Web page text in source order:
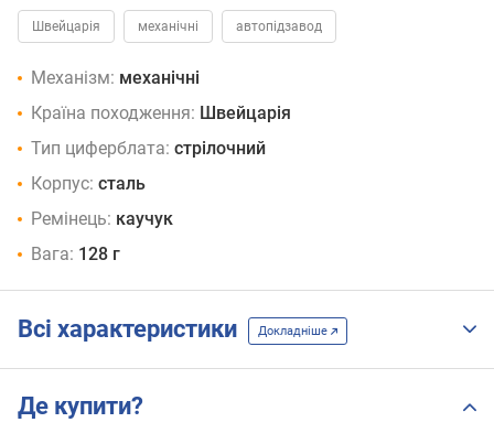
Швейцарія механічні автопідзавод
Механізм: механічні
Країна походження: Швейцарія
Тип циферблата: стрілочний
Корпус: сталь
Ремінець: каучук
Вага: 128 г
Всі характеристики Докладніше
Де купити?